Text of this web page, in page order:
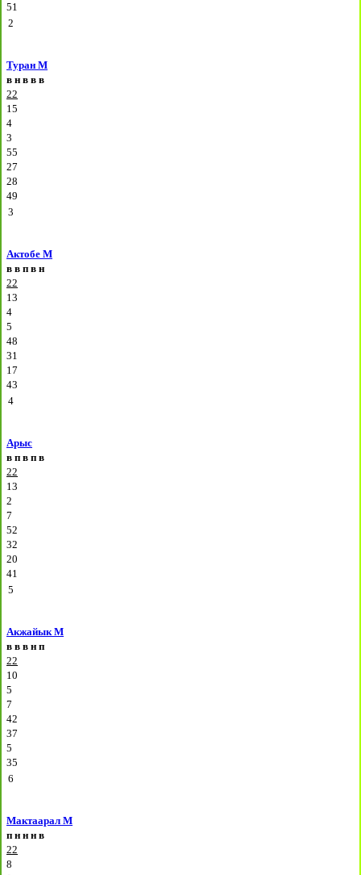
51
2
Туран М
в н в в в
22
15
4
3
55
27
28
49
3
Актобе М
в в п в н
22
13
4
5
48
31
17
43
4
Арыс
в п в п в
22
13
2
7
52
32
20
41
5
Акжайык М
в в в н п
22
10
5
7
42
37
5
35
6
Мактаарал М
п н н н в
22
8